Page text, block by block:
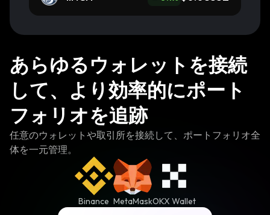
あらゆるウォレットを接続
して、より効率的にポート
フォリオを追跡
任意のウォレットや取引所を接続して、ポートフォリオ全
体を一元管理。
Binance MetaMaskOKX Wallet